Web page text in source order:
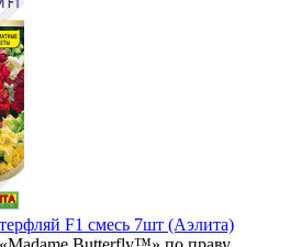
F1 смесь 7шт (Аэлита)